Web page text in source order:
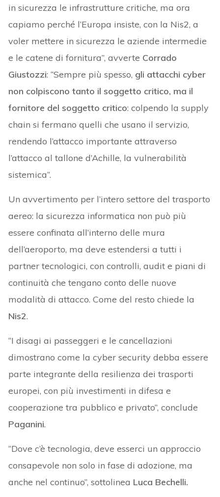
in sicurezza le infrastrutture critiche, ma ora
capiamo perché l’Europa insiste, con la Nis2, a
voler mettere in sicurezza le aziende intermedie
e le catene di fornitura”, avverte Corrado
Giustozzi: “Sempre più spesso, gli attacchi cyber
non colpiscono tanto il soggetto critico, ma il
fornitore del soggetto critico: colpendo la supply
chain si fermano quelli che usano il servizio,
rendendo l’attacco importante attraverso
l’attacco al tallone d’Achille, la vulnerabilità
sistemica”.
Un avvertimento per l’intero settore del trasporto
aereo: la sicurezza informatica non può più
essere confinata all’interno delle mura
dell’aeroporto, ma deve estendersi a tutti i
partner tecnologici, con controlli, audit e piani di
continuità che tengano conto delle nuove
modalità di attacco. Come del resto chiede la
Nis2.
“I disagi ai passeggeri e le cancellazioni
dimostrano come la cyber security debba essere
parte integrante della resilienza dei trasporti
europei, con più investimenti in difesa e
cooperazione tra pubblico e privato”, conclude
Paganini.
“Dove c’è tecnologia, deve esserci un approccio
consapevole non solo in fase di adozione, ma
anche nel continuo”, sottolinea Luca Bechelli.